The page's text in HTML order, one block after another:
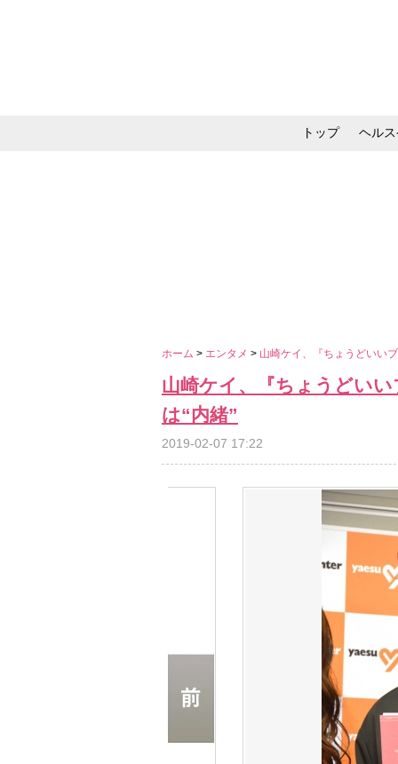
トップ ヘル
ホーム > エンタメ > 山崎ケイ、『ちょうどいい
山崎ケイ、『ちょうどい
は“内緒”
2019-02-07 17:22